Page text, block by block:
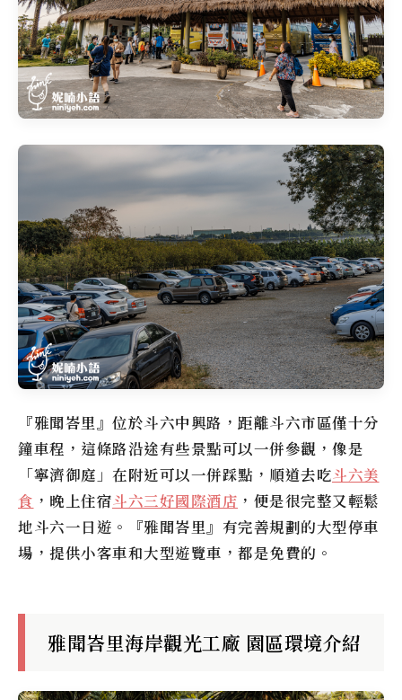
『雅聞峇里』位於斗六中興路，距離斗六市區僅十分
鐘車程，這條路沿途有些景點可以一併參觀，像是
「寧濟御庭」在附近可以一併踩點，順道去吃斗六美
食 ，晚上住宿斗六三好國際酒店 ，便是很完整又輕鬆
地斗六一日遊。『雅聞峇里』有完善規劃的大型停車
場，提供小客車和大型遊覽車，都是免費的。
雅聞峇里海岸觀光工廠 園區環境介紹